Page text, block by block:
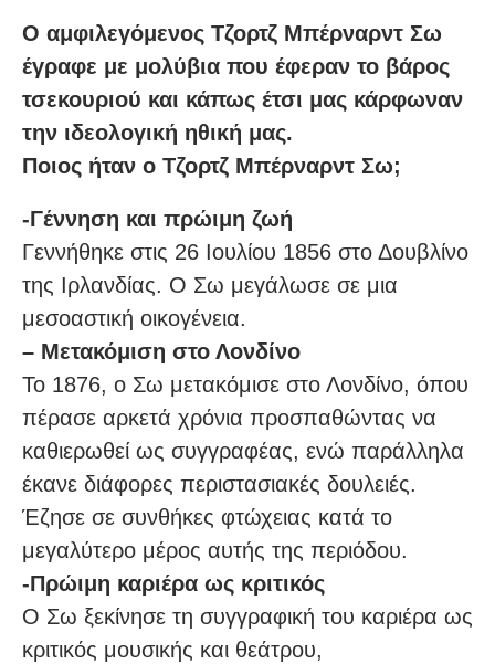
Ο αμφιλεγόμενος Τζορτζ Μπέρναρντ Σω
έγραφε με μολύβια που έφεραν το βάρος
τσεκουριού και κάπως έτσι μας κάρφωναν
την ιδεολογική ηθική μας.
Ποιος ήταν ο Τζορτζ Μπέρναρντ Σω;
-Γέννηση και πρώιμη ζωή
Γεννήθηκε στις 26 Ιουλίου 1856 στο Δουβλίνο
της Ιρλανδίας. Ο Σω μεγάλωσε σε μια
μεσοαστική οικογένεια.
– Μετακόμιση στο Λονδίνο
Το 1876, ο Σω μετακόμισε στο Λονδίνο, όπου
πέρασε αρκετά χρόνια προσπαθώντας να
καθιερωθεί ως συγγραφέας, ενώ παράλληλα
έκανε διάφορες περιστασιακές δουλειές.
Έζησε σε συνθήκες φτώχειας κατά το
μεγαλύτερο μέρος αυτής της περιόδου.
-Πρώιμη καριέρα ως κριτικός
Ο Σω ξεκίνησε τη συγγραφική του καριέρα ως
κριτικός μουσικής και θεάτρου,